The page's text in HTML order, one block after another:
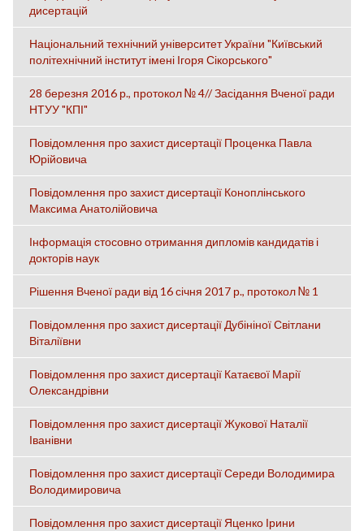
дисертацій
Національний технічний університет України "Київський
політехнічний інститут імені Ігоря Сікорського"
28 березня 2016 р., протокол № 4// Засідання Вченої ради
НТУУ "КПІ"
Повідомлення про захист дисертації Проценка Павла
Юрійовича
Повідомлення про захист дисертації Коноплінського
Максима Анатолійовича
Інформація стосовно отримання дипломів кандидатів і
докторів наук
Рішення Вченої ради від 16 січня 2017 р., протокол № 1
Повідомлення про захист дисертації Дубініної Світлани
Віталіївни
Повідомлення про захист дисертації Катаєвої Марії
Олександрівни
Повідомлення про захист дисертації Жукової Наталії
Іванівни
Повідомлення про захист дисертації Середи Володимира
Володимировича
Повідомлення про захист дисертації Яценко Ірини